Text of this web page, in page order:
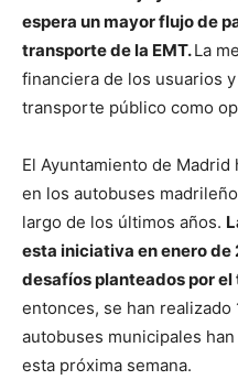
espera un mayor flujo de
transporte de la EMT.La
financiera de los usuarios
transporte público como
El Ayuntamiento de
en los autobuses
largo de los últimos años.
esta iniciativa en enero de
desafíos planteados por
entonces, se han
autobuses municipales
esta próxima semana.